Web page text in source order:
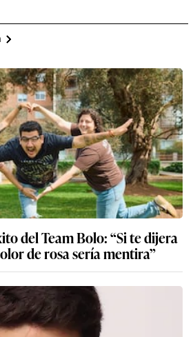
del Team Bolo: “Si te dijera
de rosa sería mentira”